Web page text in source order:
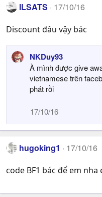
ILSATS 17/10/16
Discount đâu vậy bác
NKDuy93
À mình được give
vietnamese trên
phát rồi
17/10/16
hugoking1 17/10/16
code BF1 bác để em